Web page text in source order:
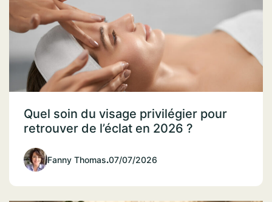
Quel soin du visage privilégier pour
retrouver de l’éclat en 2026 ?
Fanny Thomas.07/07/2026